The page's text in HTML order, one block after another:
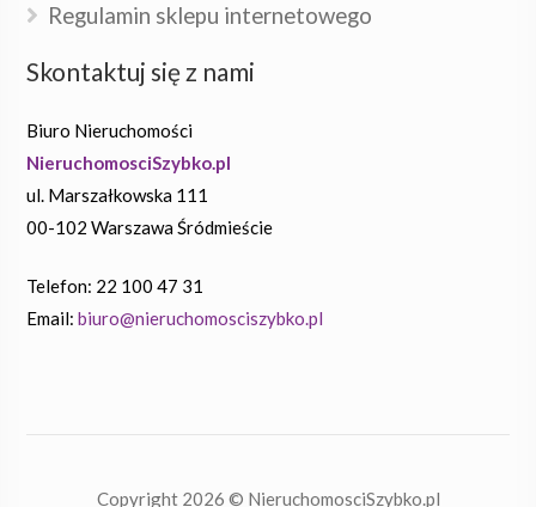
Regulamin sklepu internetowego
Skontaktuj się z nami
Biuro Nieruchomości
NieruchomosciSzybko.pl
ul. Marszałkowska 111
00-102 Warszawa Śródmieście
Telefon: 22 100 47 31
Email:biuro@nieruchomosciszybko.pl
Copyright 2026 © NieruchomosciSzybko.pl